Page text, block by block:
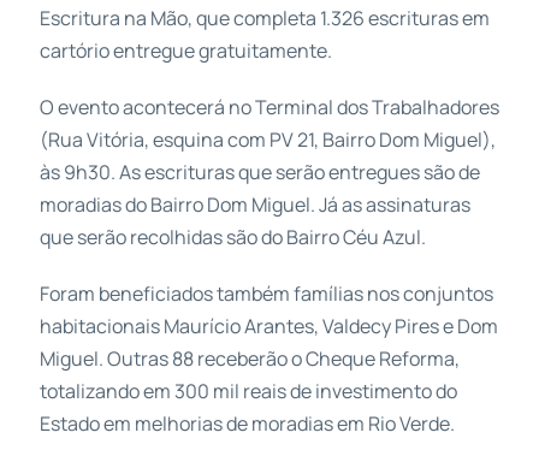
Escritura na Mão, que completa 1.326 escrituras em
cartório entregue gratuitamente.
O evento acontecerá no Terminal dos Trabalhadores
(Rua Vitória, esquina com PV 21, Bairro Dom Miguel),
às 9h30. As escrituras que serão entregues são de
moradias do Bairro Dom Miguel. Já as assinaturas
que serão recolhidas são do Bairro Céu Azul.
Foram beneficiados também famílias nos conjuntos
habitacionais Maurício Arantes, Valdecy Pires e Dom
Miguel. Outras 88 receberão o Cheque Reforma,
totalizando em 300 mil reais de investimento do
Estado em melhorias de moradias em Rio Verde.